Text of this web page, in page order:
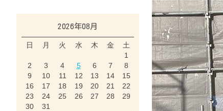
2026年08月
日 月 火 水 木 金
土
1
2
3 4 5 6 7
8
9
10 11 12 13 14
15
16
17 18 19 20 21
22
23
24 25 26 27 28
29
30
31